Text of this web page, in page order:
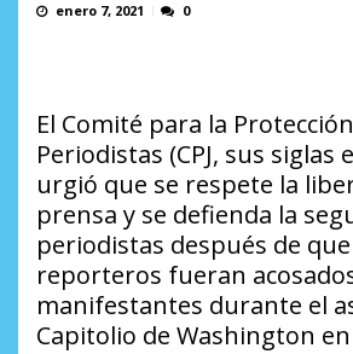
enero 7, 2021 0
El Comité para la
Periodistas (CPJ, sus siglas
urgió que se respete la
prensa y se defienda la
periodistas después de
reporteros fueran
manifestantes durante el
Capitolio de Washington en